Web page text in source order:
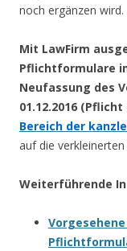
noch ergänzen wird.
Mit LawFirm
Pflichtformulare
Neufassung des
01.12.2016 (Pflicht
Bereich der
auf die
Weiterführende